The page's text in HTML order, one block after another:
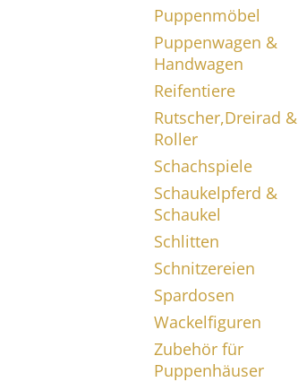
Puppenmöbel
Puppenwagen &
Handwagen
Reifentiere
Rutscher,Dreirad &
Roller
Schachspiele
Schaukelpferd &
Schaukel
Schlitten
Schnitzereien
Spardosen
Wackelfiguren
Zubehör für
Puppenhäuser